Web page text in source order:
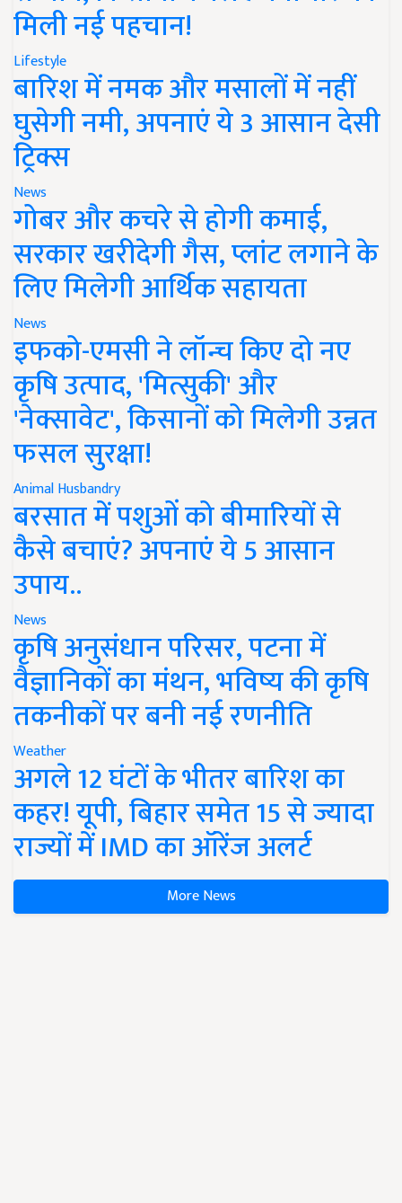
मिली नई पहचान!
Lifestyle
बारिश में नमक और मसालों में नहीं
घुसेगी नमी, अपनाएं ये 3 आसान देसी
ट्रिक्स
News
गोबर और कचरे से होगी कमाई,
सरकार खरीदेगी गैस, प्लांट लगाने के
लिए मिलेगी आर्थिक सहायता
News
इफको-एमसी ने लॉन्च किए दो नए
कृषि उत्पाद, 'मित्सुकी' और
'नेक्सावेट', किसानों को मिलेगी उन्नत
फसल सुरक्षा!
Animal Husbandry
बरसात में पशुओं को बीमारियों से
कैसे बचाएं? अपनाएं ये 5 आसान
उपाय..
News
कृषि अनुसंधान परिसर, पटना में
वैज्ञानिकों का मंथन, भविष्य की कृषि
तकनीकों पर बनी नई रणनीति
Weather
अगले 12 घंटों के भीतर बारिश का
कहर! यूपी, बिहार समेत 15 से ज्यादा
राज्यों में IMD का ऑरेंज अलर्ट
More News